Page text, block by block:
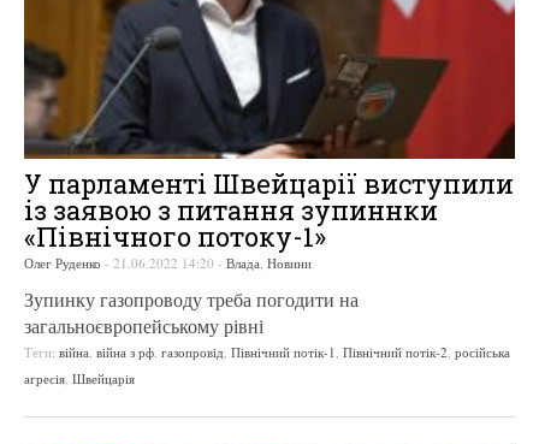
У парламенті Швейцарії виступили
із заявою з питання зупиннки
«Північного потоку-1»
Олег Руденко - 21.06.2022 14:20 - Влада, Новини
Зупинку газопроводу треба погодити на
загальноєвропейському рівні
Теги: війна, війна з рф, газопровід, Північний потік-1, Північний потік-2, російська
агресія, Швейцарія